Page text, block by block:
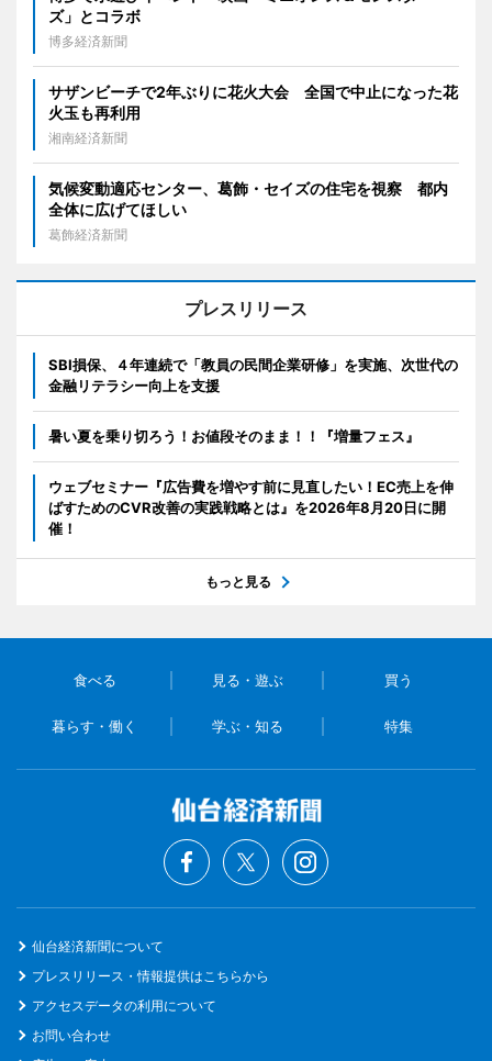
ズ」とコラボ
博多経済新聞
サザンビーチで2年ぶりに花火大会 全国で中止になった花
火玉も再利用
湘南経済新聞
気候変動適応センター、葛飾・セイズの住宅を視察 都内
全体に広げてほしい
葛飾経済新聞
プレスリリース
SBI損保、４年連続で「教員の民間企業研修」を実施、次世代の
金融リテラシー向上を支援
暑い夏を乗り切ろう！お値段そのまま！！『増量フェス』
ウェブセミナー『広告費を増やす前に見直したい！EC売上を伸
ばすためのCVR改善の実践戦略とは』を2026年8月20日に開
催！
もっと見る
食べる 見る・遊ぶ 買う
暮らす・働く 学ぶ・知る 特集
仙台経済新聞について
プレスリリース・情報提供はこちらから
アクセスデータの利用について
お問い合わせ